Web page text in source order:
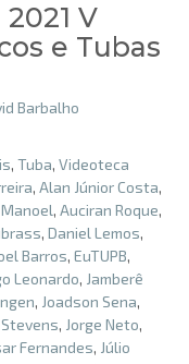
V
e Tubas
Barbalho
, Tuba, Videoteca
, Alan Júnior Costa,
, Auciran Roque,
, Daniel Lemos,
Barros, EuTUPB,
Leonardo, Jamberê
, Joadson Sena,
Stevens, Jorge Neto,
Fernandes, Júlio